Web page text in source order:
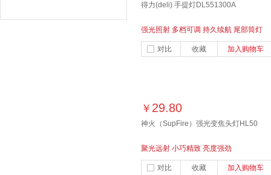
得力(deli) 手提灯DL551300A
强光照射 多档可调 持久续航 尾部筒灯
对比 收藏 加入购物车
￥ 29.80
神火（SupFire）强光变焦头灯HL50
聚光远射 小巧精致 亮度强劲
对比 收藏 加入购物车